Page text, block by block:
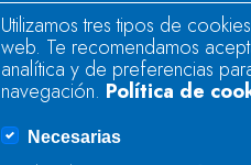
Utilizamos tres tipos de
web. Te recomendamos
analítica y de preferencias
navegación. Política de
Necesarias